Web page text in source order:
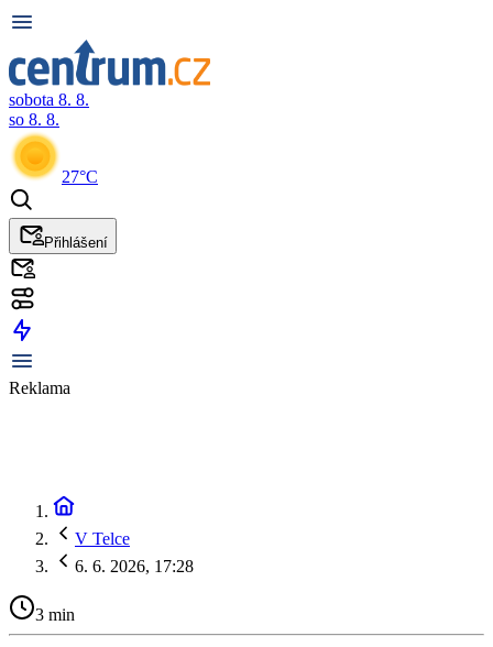
sobota 8. 8.
so 8. 8.
27°C
Přihlášení
Reklama
V Telce
6. 6. 2026, 17:28
3 min